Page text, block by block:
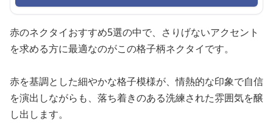
赤のネクタイおすすめ5選の中で、さりげないアクセント
を求める方に最適なのがこの格子柄ネクタイです。
赤を基調とした細やかな格子模様が、情熱的な印象で自信
を演出しながらも、落ち着きのある洗練された雰囲気を醸
し出します。